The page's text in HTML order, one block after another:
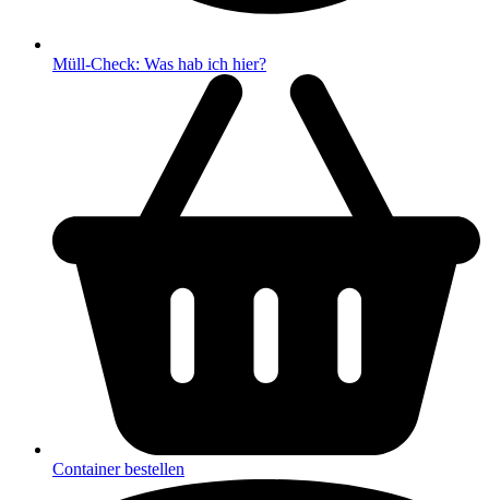
Müll-Check: Was hab ich hier?
Container bestellen